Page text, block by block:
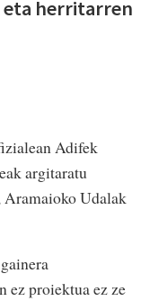
herritarren
Adifek
argitaratu
Udalak
ez proiektua ez ze